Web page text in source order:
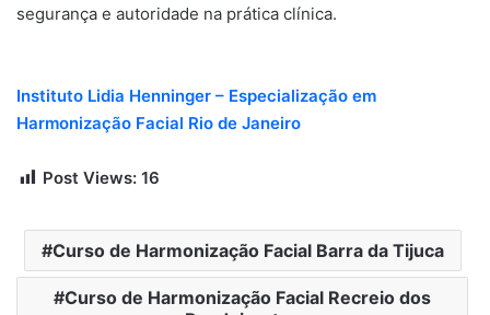
segurança e autoridade na prática clínica.
Instituto Lidia Henninger – Especialização em
Harmonização Facial Rio de Janeiro
Post Views: 16
Curso de Harmonização Facial Barra da Tijuca
Curso de Harmonização Facial Recreio dos